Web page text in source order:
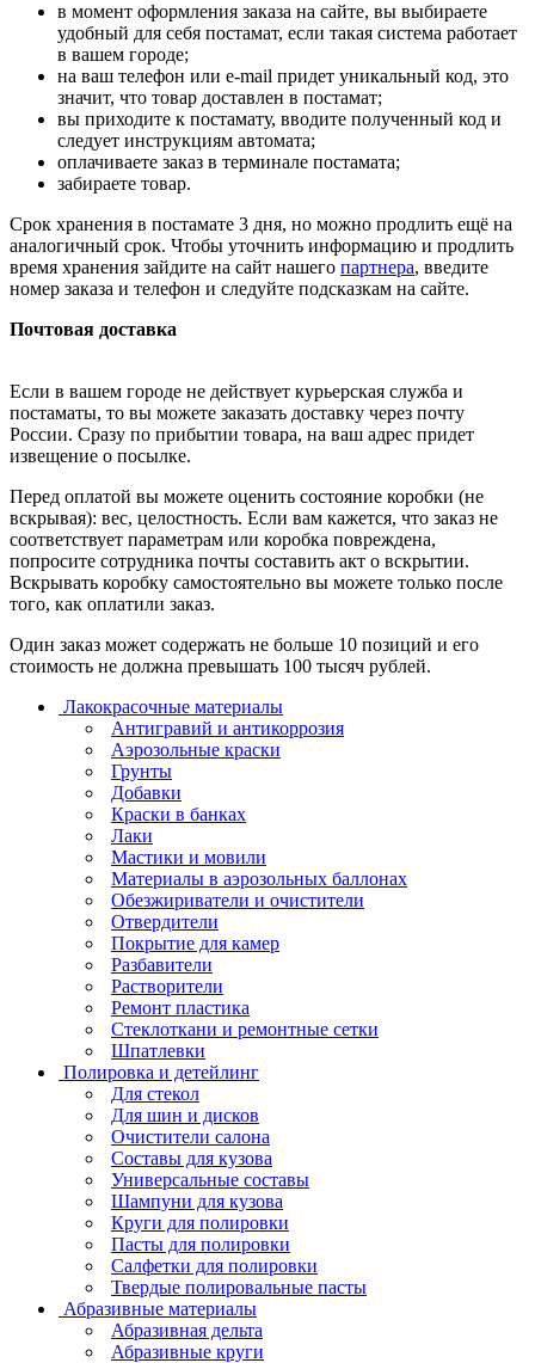
в момент оформления заказа на сайте, вы выбираете
удобный для себя постамат, если такая система работает
в вашем городе;
на ваш телефон или e-mail придет уникальный код, это
значит, что товар доставлен в постамат;
вы приходите к постамату, вводите полученный код и
следует инструкциям автомата;
оплачиваете заказ в терминале постамата;
забираете товар.
Срок хранения в постамате 3 дня, но можно продлить ещё на
аналогичный срок. Чтобы уточнить информацию и продлить
время хранения зайдите на сайт нашего партнера, введите
номер заказа и телефон и следуйте подсказкам на сайте.
Почтовая доставка
Если в вашем городе не действует курьерская служба и
постаматы, то вы можете заказать доставку через почту
России. Сразу по прибытии товара, на ваш адрес придет
извещение о посылке.
Перед оплатой вы можете оценить состояние коробки (не
вскрывая): вес, целостность. Если вам кажется, что заказ не
соответствует параметрам или коробка повреждена,
попросите сотрудника почты составить акт о вскрытии.
Вскрывать коробку самостоятельно вы можете только после
того, как оплатили заказ.
Один заказ может содержать не больше 10 позиций и его
стоимость не должна превышать 100 тысяч рублей.
Лакокрасочные материалы
Антигравий и антикоррозия
Аэрозольные краски
Грунты
Добавки
Краски в банках
Лаки
Мастики и мовили
Материалы в аэрозольных баллонах
Обезжириватели и очистители
Отвердители
Покрытие для камер
Разбавители
Растворители
Ремонт пластика
Стеклоткани и ремонтные сетки
Шпатлевки
Полировка и детейлинг
Для стекол
Для шин и дисков
Очистители салона
Составы для кузова
Универсальные составы
Шампуни для кузова
Круги для полировки
Пасты для полировки
Салфетки для полировки
Твердые полировальные пасты
Абразивные материалы
Абразивная дельта
Абразивные круги